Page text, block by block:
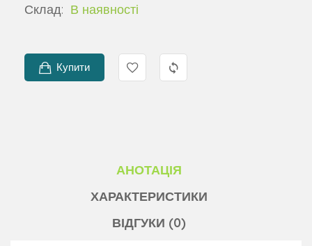
Склад: В наявності
Купити
АНОТАЦІЯ
ХАРАКТЕРИСТИКИ
ВІДГУКИ (0)